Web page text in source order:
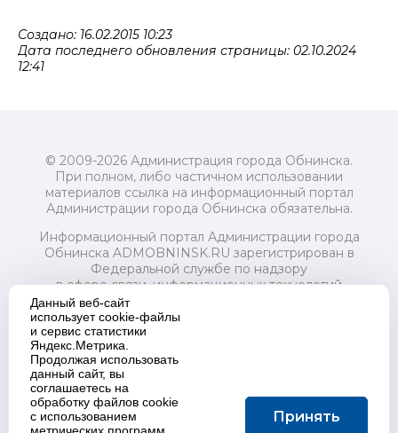
Создано: 16.02.2015 10:23
Дата последнего обновления страницы: 02.10.2024
12:41
© 2009-2026 Администрация города Обнинска.
При полном, либо частичном использовании
материалов ссылка на информационный портал
Администрации города Обнинска обязательна.
Информационный портал Администрации города
Обнинска ADMOBNINSK.RU зарегистрирован в
Федеральной службе по надзору
в сфере связи, информационных технологий
и массовых коммуникаций (Роскомнадзор) 24 июля
2018 года.
Свидетельство о регистрации Эл № ФС77-73321
Учредитель: Администрация (исполнительно-
распорядительный орган) городского округа "Город
Обнинск". Главный редактор: Байкова Е.А.
Адрес электронной почты Редакции:
redactor@admobninsk.ru
Данный веб-сайт
использует cookie-файлы
и сервис статистики
Яндекс.Метрика.
Продолжая использовать
данный сайт, вы
соглашаетесь на
обработку файлов cookie
с использованием
Принять